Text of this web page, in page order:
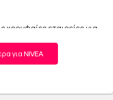
κορυφαίες εταιρείες για
προσφέροντάς
προϊόντα.
γιαNIVEA